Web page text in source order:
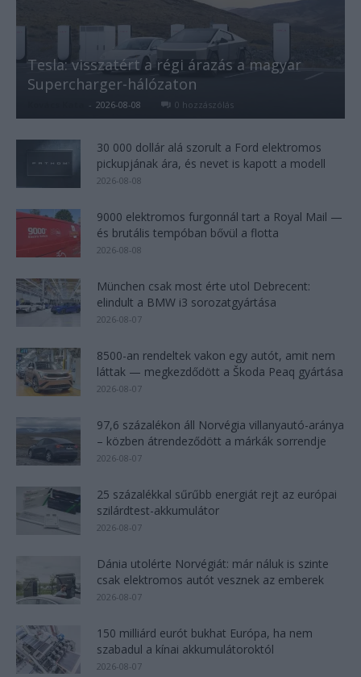
Tesla: visszatért a régi árazás a magyar
Supercharger-hálózaton
- 2026-08-08 0 hozzászólás
30 000 dollár alá szorult a Ford elektromos
pickupjának ára, és nevet is kapott a modell
2026-08-08
9000 elektromos furgonnál tart a Royal Mail —
és brutális tempóban bővül a flotta
2026-08-08
München csak most érte utol Debrecent:
elindult a BMW i3 sorozatgyártása
2026-08-07
8500-an rendeltek vakon egy autót, amit nem
láttak — megkezdődött a Škoda Peaq gyártása
2026-08-07
97,6 százalékon áll Norvégia villanyautó-aránya
– közben átrendeződött a márkák sorrendje
2026-08-07
25 százalékkal sűrűbb energiát rejt az európai
szilárdtest-akkumulátor
2026-08-07
Dánia utolérte Norvégiát: már náluk is szinte
csak elektromos autót vesznek az emberek
2026-08-07
150 milliárd eurót bukhat Európa, ha nem
szabadul a kínai akkumulátoroktól
2026-08-07